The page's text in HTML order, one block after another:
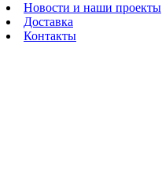
Новости и наши проекты
Доставка
Контакты